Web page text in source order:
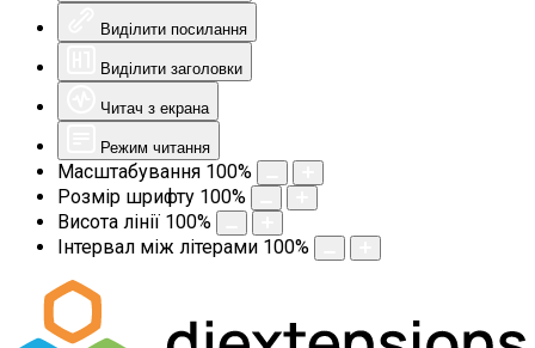
Виділити посилання
Виділити заголовки
Читач з екрана
Режим читання
Масштабування 100%
Розмір шрифту 100%
Висота лінії 100%
Інтервал між літерами 100%